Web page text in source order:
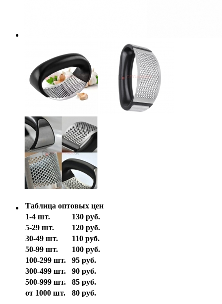
Таблица оптовых цен
1-4 шт.
130 руб.
5-29 шт.
120 руб.
30-49 шт.
110 руб.
50-99 шт.
100 руб.
100-299 шт.
95 руб.
300-499 шт.
90 руб.
500-999 шт.
85 руб.
от 1000 шт.
80 руб.